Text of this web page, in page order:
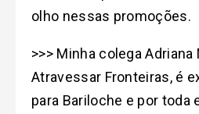
olho nessas promoções.
>>> Minha colega
Atravessar Fronteiras, é
para Bariloche e por toda